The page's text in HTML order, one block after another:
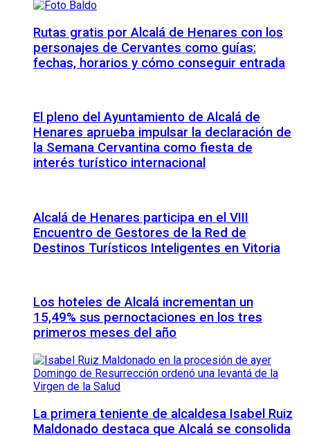
Rutas gratis por Alcalá de Henares con los
personajes de Cervantes como guías:
fechas, horarios y cómo conseguir entrada
El pleno del Ayuntamiento de Alcalá de
Henares aprueba impulsar la declaración de
la Semana Cervantina como fiesta de
interés turístico internacional
Alcalá de Henares participa en el VIII
Encuentro de Gestores de la Red de
Destinos Turísticos Inteligentes en Vitoria
Los hoteles de Alcalá incrementan un
15,49% sus pernoctaciones en los tres
primeros meses del año
La primera teniente de alcaldesa Isabel Ruiz
Maldonado destaca que Alcalá se consolida